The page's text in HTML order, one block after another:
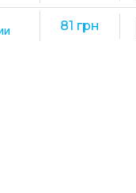
81 грн